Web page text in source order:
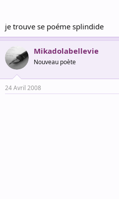
je trouve se poéme splindide
Mikadolabellevie
Nouveau poète
24 Avril 2008